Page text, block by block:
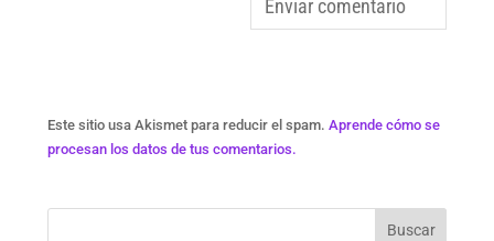
Este sitio usa Akismet para reducir el spam. Aprende cómo se
procesan los datos de tus comentarios.